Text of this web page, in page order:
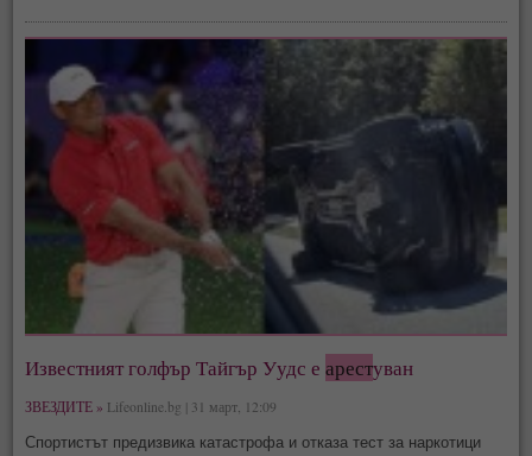
Известният голфър Тайгър Уудс еарестуван
ЗВЕЗДИТЕ » Lifeonline.bg | 31 март, 12:09
Спортистът предизвика катастрофа и отказа тест за наркотици